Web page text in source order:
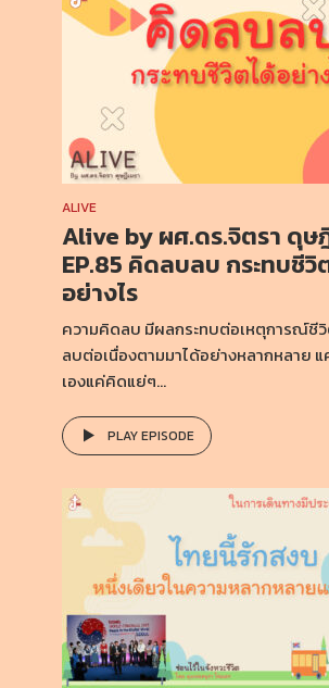
ALIVE
Alive by ผศ.ดร.จิตรา ดุษ
EP.85 คิดลบลบ กระทบชีวิ
อย่างไร
ความคิดลบ มีผลกระทบต่อเหตุการณ์ชีวิ
ลบต่อเนื่องตามมาได้อย่างหลากหลาย
เองแค่คิดแย่ๆ...
PLAY EPISODE